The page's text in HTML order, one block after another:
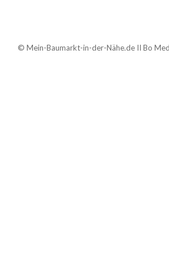
© Mein-Baumarkt-in-der-Nähe.de II Bo